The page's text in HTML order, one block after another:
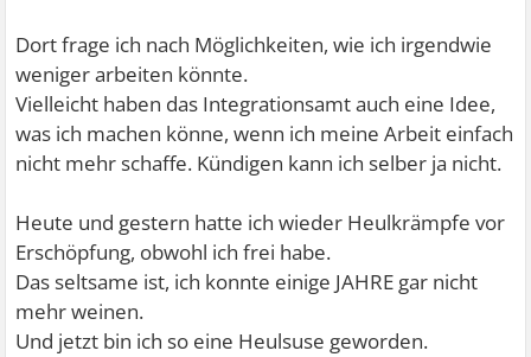
Dort frage ich nach Möglichkeiten, wie ich irgendwie
weniger arbeiten könnte.
Vielleicht haben das Integrationsamt auch eine Idee,
was ich machen könne, wenn ich meine Arbeit einfach
nicht mehr schaffe. Kündigen kann ich selber ja nicht.
Heute und gestern hatte ich wieder Heulkrämpfe vor
Erschöpfung, obwohl ich frei habe.
Das seltsame ist, ich konnte einige JAHRE gar nicht
mehr weinen.
Und jetzt bin ich so eine Heulsuse geworden.